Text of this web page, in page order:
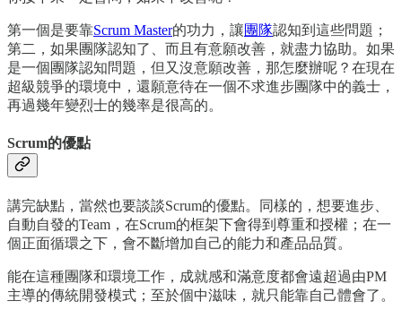
第一個是要靠Scrum Master的功力，讓團隊認知到這些問題；
第二，如果團隊認知了、而且有意願改善，就盡力協助。如果
是一個團隊認知問題，但又沒意願改善，那怎麼辦呢？在現在
超級競爭的環境中，還願意待在一個不求進步團隊中的義士，
再過幾年變烈士的幾率是很高的。
Scrum的優點
講完缺點，當然也要談談Scrum的優點。同樣的，想要進步、
自動自發的Team，在Scrum的框架下會得到尊重和授權；在一
個正面循環之下，會不斷增加自己的能力和產品品質。
能在這種團隊和環境工作，成就感和滿意度都會遠超過由PM
主導的傳統開發模式；至於個中滋味，就只能靠自己體會了。